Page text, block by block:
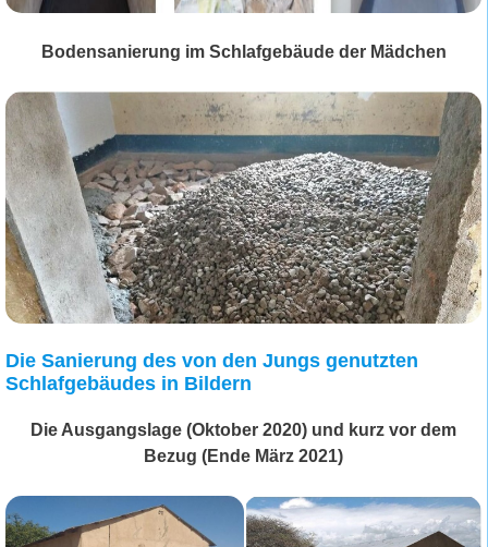
Bodensanierung im Schlafgebäude der Mädchen
Die Sanierung des von den Jungs genutzten
Schlafgebäudes in Bildern
Die Ausgangslage (Oktober 2020) und kurz vor dem
Bezug (Ende März 2021)